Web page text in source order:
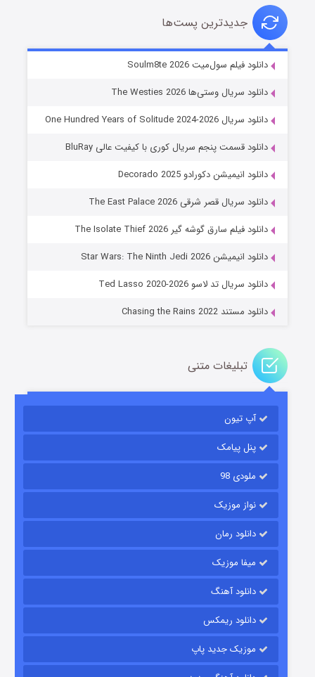
خاندان اژدها فصل ۳
جادوگری در مغولستان
قسمت ۱۴ (زیرنویس) منتشر شد
قسمت
جدیدترین پست‌ها
دانلود فیلم سول‌میت Soulm8te 2026
دانلود سریال وستی‌ها The Westies 2026
دانلود سریال One Hundred Years of Solitude 2024-2026
دانلود قسمت پنجم سریال کوری با کیفیت عالی BluRay
دانلود انیمیشن دکورادو Decorado 2025
دانلود سریال قصر شرقی The East Palace 2026
دانلود فیلم سارق گوشه گیر The Isolate Thief 2026
دانلود انیمیشن Star Wars: The Ninth Jedi 2026
دانلود سریال تد لاسو Ted Lasso 2020-2026
دانلود مستند Chasing the Rains 2022
تبلیغات متنی
آپ تیون
پنل پیامک
ملودی 98
نواز موزیک
دانلود رمان
میفا موزیک
دانلود آهنگ
دانلود ریمکس
موزیک جدید پاپ